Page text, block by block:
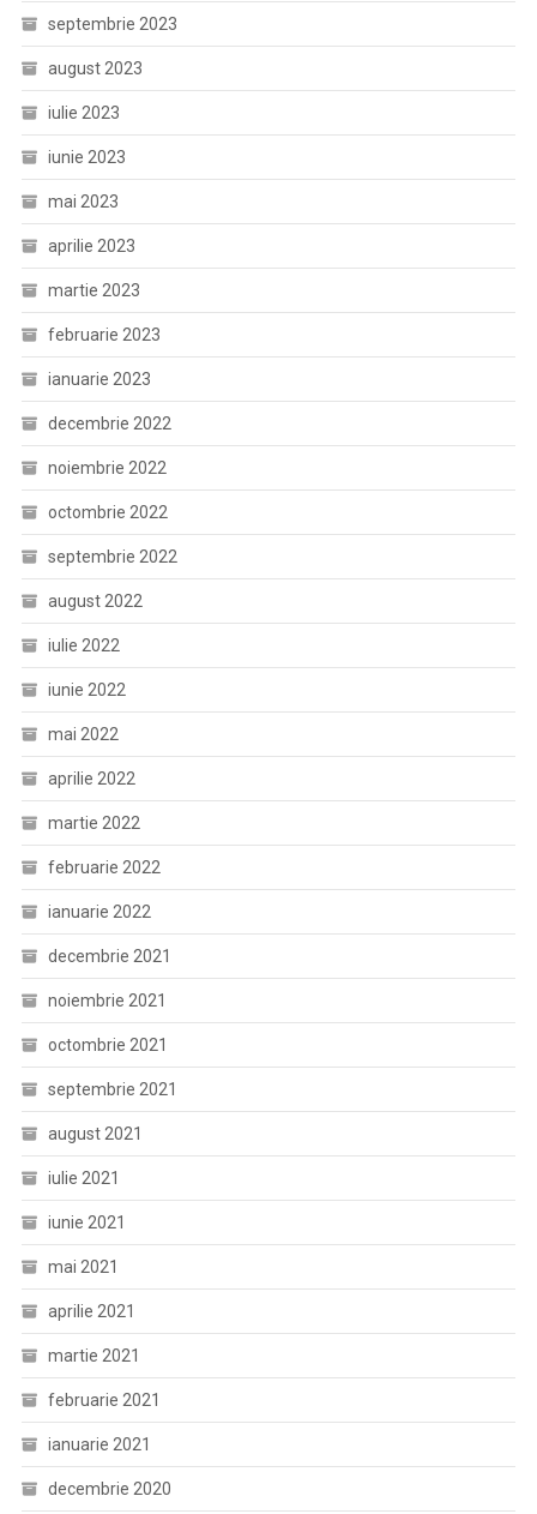
septembrie 2023
august 2023
iulie 2023
iunie 2023
mai 2023
aprilie 2023
martie 2023
februarie 2023
ianuarie 2023
decembrie 2022
noiembrie 2022
octombrie 2022
septembrie 2022
august 2022
iulie 2022
iunie 2022
mai 2022
aprilie 2022
martie 2022
februarie 2022
ianuarie 2022
decembrie 2021
noiembrie 2021
octombrie 2021
septembrie 2021
august 2021
iulie 2021
iunie 2021
mai 2021
aprilie 2021
martie 2021
februarie 2021
ianuarie 2021
decembrie 2020